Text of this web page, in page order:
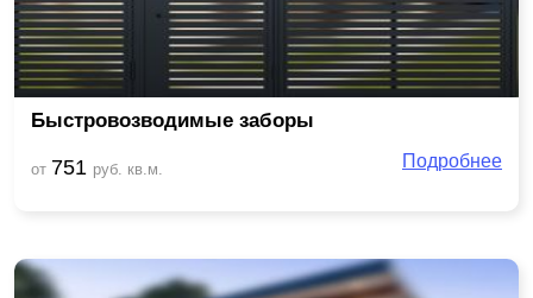
Быстровозводимые заборы
от 751 руб. кв.м. Подробнее